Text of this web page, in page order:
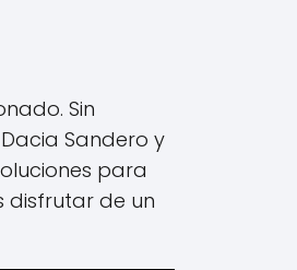
Sin
Sandero y
para
disfrutar de un